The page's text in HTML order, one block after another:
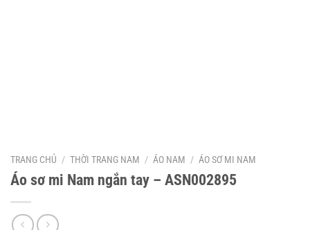
TRANG CHỦ / THỜI TRANG NAM / ÁO NAM / ÁO SƠ MI NAM
Áo sơ mi Nam ngắn tay – ASN002895